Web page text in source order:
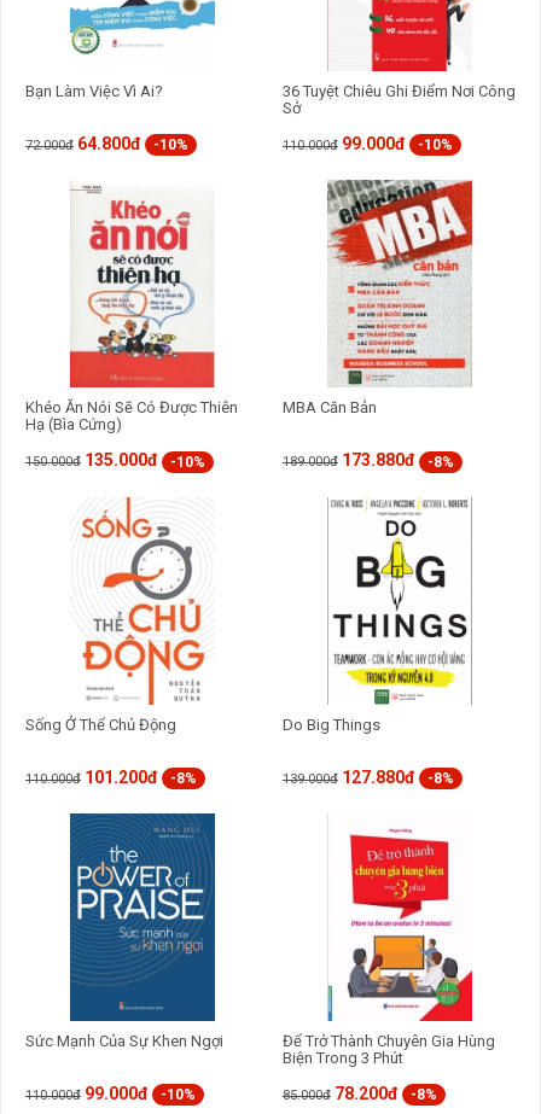
Bạn Làm Việc Vì Ai?
72.000đ 64.800đ -10%
36 Tuyệt Chiêu Ghi Điểm Nơi Công
Sở
110.000đ 99.000đ -10%
Khéo Ăn Nói Sẽ Có Được Thiên
Hạ (Bìa Cứng)
150.000đ 135.000đ -10%
MBA Căn Bản
189.000đ 173.880đ -8%
Sống Ở Thể Chủ Động
110.000đ 101.200đ -8%
Do Big Things
139.000đ 127.880đ -8%
Sức Mạnh Của Sự Khen Ngợi
110.000đ 99.000đ -10%
Để Trở Thành Chuyên Gia Hùng
Biện Trong 3 Phút
85.000đ 78.200đ -8%